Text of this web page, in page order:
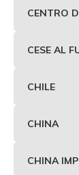
CENTRO
CESE AL
CHILE
CHINA
CHINA